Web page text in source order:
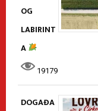
OG
LABIRINT
A
19179
DOGAĐA